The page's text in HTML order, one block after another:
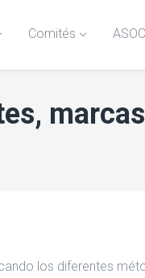
Comités
los diferentes